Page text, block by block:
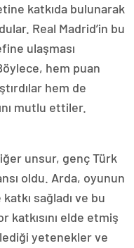
katkıda bulunarak
Real Madrid’in bu
ulaşması
hem puan
hem de
mutlu ettiler.
unsur, genç Türk
oldu. Arda, oyunun
sağladı ve bu
katkısını elde etmiş
yetenekler ve